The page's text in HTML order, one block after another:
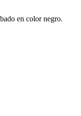
en color negro.